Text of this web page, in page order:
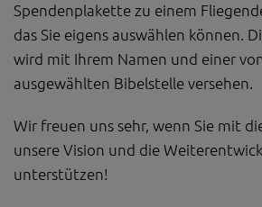
Spendenplakette zu einem
das Sie eigens auswählen können.
wird mit Ihrem Namen und einer
ausgewählten Bibelstelle versehen.
Wir freuen uns sehr, wenn Sie mit
unsere Vision und die
unterstützen!